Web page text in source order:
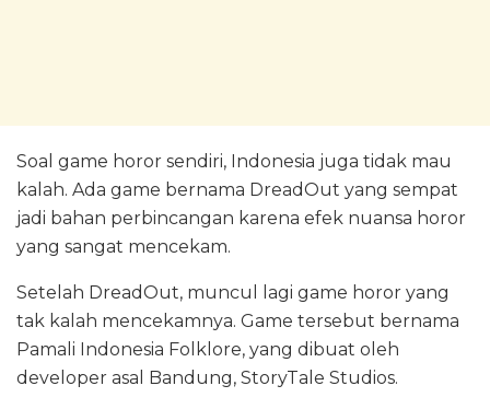
Soal game horor sendiri, Indonesia juga tidak mau
kalah. Ada game bernama DreadOut yang sempat
jadi bahan perbincangan karena efek nuansa horor
yang sangat mencekam.
Setelah DreadOut, muncul lagi game horor yang
tak kalah mencekamnya. Game tersebut bernama
Pamali Indonesia Folklore, yang dibuat oleh
developer asal Bandung, StoryTale Studios.